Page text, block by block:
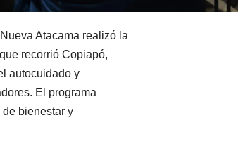
Atacama realizó la
recorrió Copiapó,
autocuidado y
El programa
bienestar y